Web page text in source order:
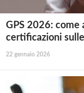
GPS 2026: come
certificazioni
22 gennaio 2026